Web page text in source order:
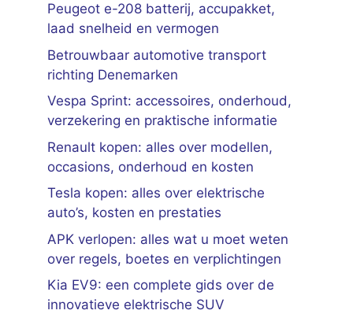
Peugeot e-208 batterij, accupakket,
laad snelheid en vermogen
Betrouwbaar automotive transport
richting Denemarken
Vespa Sprint: accessoires, onderhoud,
verzekering en praktische informatie
Renault kopen: alles over modellen,
occasions, onderhoud en kosten
Tesla kopen: alles over elektrische
auto’s, kosten en prestaties
APK verlopen: alles wat u moet weten
over regels, boetes en verplichtingen
Kia EV9: een complete gids over de
innovatieve elektrische SUV